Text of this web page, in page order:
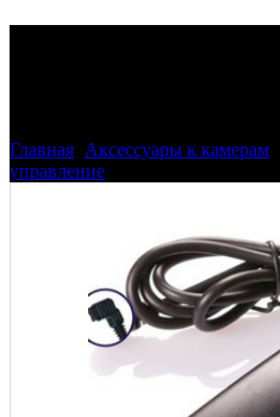
Главная Аксессуары к камерам
управление